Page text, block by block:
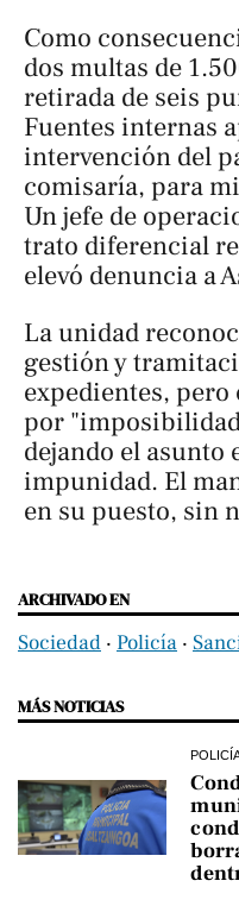
Como
dos multas de
retirada de seis
Fuentes internas
intervención del
comisaría, para
Un jefe de
trato diferencial
elevó denuncia a
La unidad
gestión y
expedientes,
por
dejando el asunto
impunidad. El
en su puesto, sin
ARCHIVADO EN
Sociedad ‧ Policía ‧
MÁS NOTICIAS